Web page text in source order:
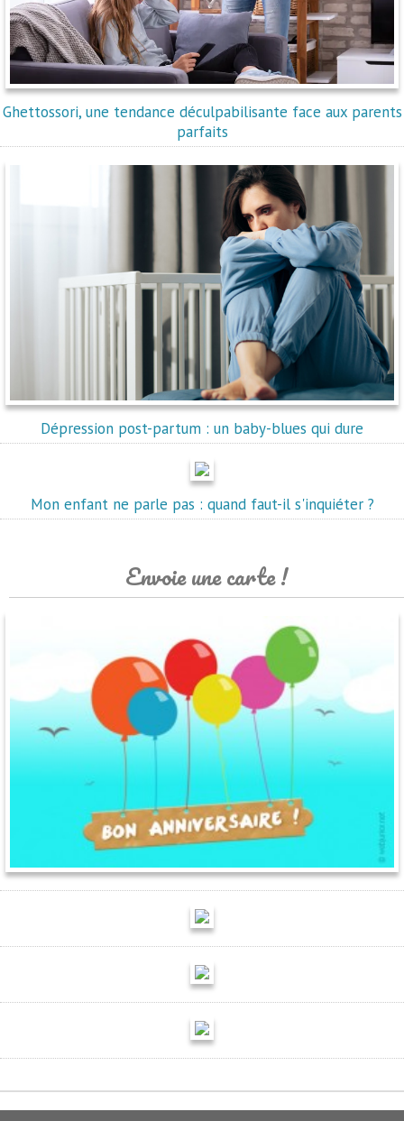
Ghettossori, une tendance déculpabilisante face aux parents
parfaits
Dépression post-partum : un baby-blues qui dure
Mon enfant ne parle pas : quand faut-il s'inquiéter ?
Envoie une carte !